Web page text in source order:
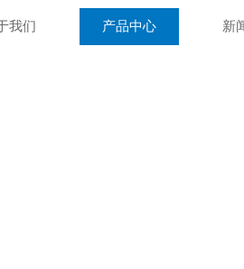
我们 产品中心 新